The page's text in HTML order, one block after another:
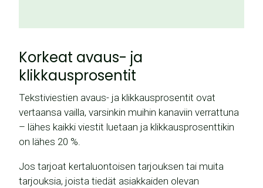
Korkeat avaus- ja
klikkausprosentit
Tekstiviestien avaus- ja klikkausprosentit ovat
vertaansa vailla, varsinkin muihin kanaviin verrattuna
– lähes kaikki viestit luetaan ja klikkausprosenttikin
on lähes 20 %.
Jos tarjoat kertaluontoisen tarjouksen tai muita
tarjouksia, joista tiedät asiakkaiden olevan